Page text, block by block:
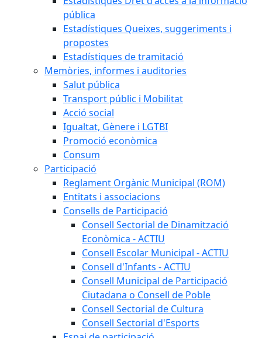
pública
Estadístiques Queixes, suggeriments i
propostes
Estadístiques de tramitació
Memòries, informes i auditories
Salut pública
Transport públic i Mobilitat
Acció social
Igualtat, Gènere i LGTBI
Promoció econòmica
Consum
Participació
Reglament Orgànic Municipal (ROM)
Entitats i associacions
Consells de Participació
Consell Sectorial de Dinamització
Econòmica - ACTIU
Consell Escolar Municipal - ACTIU
Consell d'Infants - ACTIU
Consell Municipal de Participació
Ciutadana o Consell de Poble
Consell Sectorial de Cultura
Consell Sectorial d'Esports